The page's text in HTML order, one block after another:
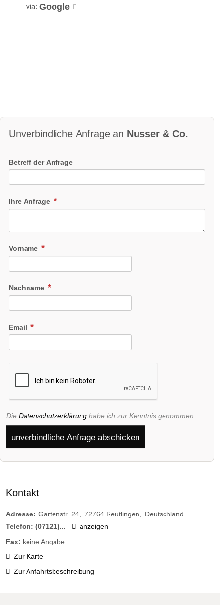
via: Google
Unverbindliche Anfrage an Nusser & Co.
Betreff der Anfrage
Ihre Anfrage
Vorname
Nachname
Email
Die Datenschutzerklärung habe ich zur Kenntnis genommen.
unverbindliche Anfrage abschicken
Kontakt
Adresse: Gartenstr. 24 72764 Reutlingen
Deutschland
Telefon: (07121)...
anzeigen
Fax: keine Angabe
Zur Karte
Zur Anfahrtsbeschreibung